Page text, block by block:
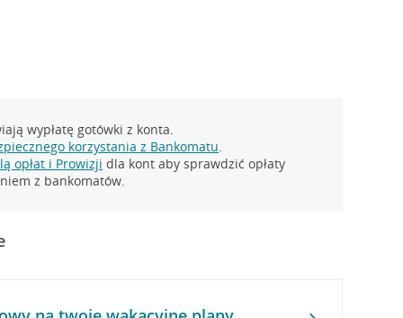
wypłatę gotówki z konta.
korzystania z Bankomatu.
opłat i Prowizji dla kont aby sprawdzić opłaty
z bankomatów.